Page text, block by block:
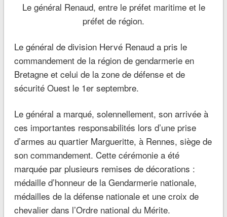
Le général Renaud, entre le préfet maritime et le
préfet de région.
Le général de division Hervé Renaud a pris le
commandement de la région de gendarmerie en
Bretagne et celui de la zone de défense et de
sécurité Ouest le 1er septembre.
Le général a marqué, solennellement, son arrivée à
ces importantes responsabilités lors d’une prise
d’armes au quartier Margueritte, à Rennes, siège de
son commandement. Cette cérémonie a été
marquée par plusieurs remises de décorations :
médaille d’honneur de la Gendarmerie nationale,
médailles de la défense nationale et une croix de
chevalier dans l’Ordre national du Mérite.